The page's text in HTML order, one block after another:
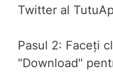
Twitter al
Pasul 2: Faceți
"Download"